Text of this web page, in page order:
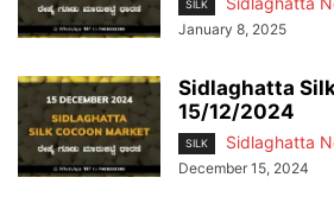
SILK
January 8, 2025
Sidlaghatta
15/12/2024
SILK Sidlaghatta
December 15, 2024